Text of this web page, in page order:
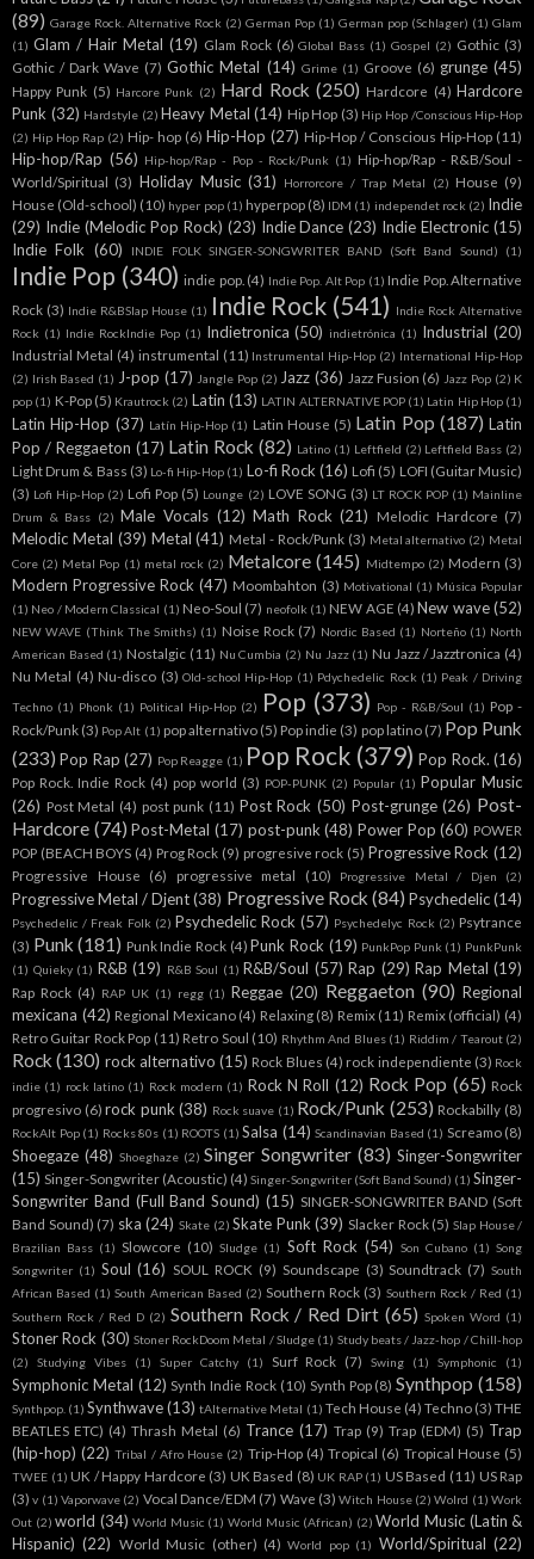
(89) Garage Rock. Alternative Rock (2) German Pop (1) German pop (Schlager) (1) Glam
(1) Glam / Hair Metal (19) Glam Rock (6) Global Bass (1) Gospel (2) Gothic (3)
Gothic / Dark Wave (7) Gothic Metal (14) Grime (1) Groove (6) grunge (45)
Happy Punk (5) Harcore Punk (2) Hard Rock (250) Hardcore (4) Hardcore
Punk (32) Hardstyle (2) Heavy Metal (14) Hip Hop (3) Hip Hop /Conscious Hip-Hop
(2) Hip Hop Rap (2) Hip- hop (6) Hip-Hop (27) Hip-Hop / Conscious Hip-Hop (11)
Hip-hop/Rap (56) Hip-hop/Rap - Pop - Rock/Punk (1) Hip-hop/Rap - R&B/Soul -
World/Spiritual (3) Holiday Music (31) Horrorcore / Trap Metal (2) House (9)
House (Old-school) (10) hyper pop (1) hyperpop (8) IDM (1) independet rock (2) Indie
(29) Indie (Melodic Pop Rock) (23) Indie Dance (23) Indie Electronic (15)
Indie Folk (60) INDIE FOLK SINGER-SONGWRITER BAND (Soft Band Sound) (1)
Indie Pop (340) indie pop. (4) Indie Pop. Alt Pop (1) Indie Pop. Alternative
Rock (3) Indie R&BSlap House (1) Indie Rock (541) Indie Rock Alternative
Rock (1) Indie RockIndie Pop (1) Indietronica (50) indietrónica (1) Industrial (20)
Industrial Metal (4) instrumental (11) Instrumental Hip-Hop (2) International Hip-Hop
(2) Irish Based (1) J-pop (17) Jangle Pop (2) Jazz (36) Jazz Fusion (6) Jazz Pop (2) K
pop (1) K-Pop (5) Krautrock (2) Latin (13) LATIN ALTERNATIVE POP (1) Latin Hip Hop (1)
Latin Hip-Hop (37) Latín Hip-Hop (1) Latin House (5) Latin Pop (187) Latin
Pop / Reggaeton (17) Latin Rock (82) Latino (1) Leftfield (2) Leftfield Bass (2)
Light Drum & Bass (3) Lo-fi Hip-Hop (1) Lo-fi Rock (16) Lofi (5) LOFI (Guitar Music)
(3) Lofi Hip-Hop (2) Lofi Pop (5) Lounge (2) LOVE SONG (3) LT ROCK POP (1) Mainline
Drum & Bass (2) Male Vocals (12) Math Rock (21) Melodic Hardcore (7)
Melodic Metal (39) Metal (41) Metal - Rock/Punk (3) Metal alternativo (2) Metal
Core (2) Metal Pop (1) metal rock (2) Metalcore (145) Midtempo (2) Modern (3)
Modern Progressive Rock (47) Moombahton (3) Motivational (1) Música Popular
(1) Neo / Modern Classical (1) Neo-Soul (7) neofolk (1) NEW AGE (4) New wave (52)
NEW WAVE (Think The Smiths) (1) Noise Rock (7) Nordic Based (1) Norteño (1) North
American Based (1) Nostalgic (11) Nu Cumbia (2) Nu Jazz (1) Nu Jazz / Jazztronica (4)
Nu Metal (4) Nu-disco (3) Old-school Hip-Hop (1) Pdychedelic Rock (1) Peak / Driving
Techno (1) Phonk (1) Political Hip-Hop (2) Pop (373) Pop - R&B/Soul (1) Pop -
Rock/Punk (3) Pop Alt (1) pop alternativo (5) Pop indie (3) pop latino (7) Pop Punk
(233) Pop Rap (27) Pop Reagge (1) Pop Rock (379) Pop Rock. (16)
Pop Rock. Indie Rock (4) pop world (3) POP-PUNK (2) Popular (1) Popular Music
(26) Post Metal (4) post punk (11) Post Rock (50) Post-grunge (26) Post-
Hardcore (74) Post-Metal (17) post-punk (48) Power Pop (60) POWER
POP (BEACH BOYS (4) Prog Rock (9) progresive rock (5) Progressive Rock (12)
Progressive House (6) progressive metal (10) Progressive Metal / Djen (2)
Progressive Metal / Djent (38) Progressive Rock (84) Psychedelic(14)
Psychedelic / Freak Folk (2) Psychedelic Rock (57) Psychedelyc Rock (2) Psytrance
(3) Punk (181) Punk Indie Rock (4) Punk Rock (19) PunkPop Punk (1) PunkPunk
(1) Quieky (1) R&B (19) R&B Soul (1) R&B/Soul (57) Rap (29) Rap Metal (19)
Rap Rock (4) RAP UK (1) regg (1) Reggae (20) Reggaeton (90) Regional
mexicana (42) Regional Mexicano (4) Relaxing (8) Remix (11) Remix (official) (4)
Retro Guitar Rock Pop (11) Retro Soul (10) Rhythm And Blues (1) Riddim / Tearout (2)
Rock (130) rock alternativo (15) Rock Blues (4) rock independiente (3) Rock
indie (1) rock latino (1) Rock modern (1) Rock N Roll (12) Rock Pop (65) Rock
progresivo (6) rock punk (38) Rock suave (1) Rock/Punk (253) Rockabilly (8)
RockAlt Pop (1) Rocks 80s (1) ROOTS (1) Salsa (14) Scandinavian Based (1) Screamo (8)
Shoegaze (48) Shoeghaze (2) Singer Songwriter (83) Singer-Songwriter
(15) Singer-Songwriter (Acoustic) (4) Singer-Songwriter (Soft Band Sound) (1) Singer-
Songwriter Band (Full Band Sound) (15) SINGER-SONGWRITER BAND (Soft
Band Sound) (7) ska (24) Skate (2) Skate Punk (39) Slacker Rock (5) Slap House /
Brazilian Bass (1) Slowcore (10) Sludge (1) Soft Rock (54) Son Cubano (1) Song
Songwriter (1) Soul (16) SOUL ROCK (9) Soundscape (3) Soundtrack (7) South
African Based (1) South American Based (2) Southern Rock (3) Southern Rock / Red (1)
Southern Rock / Red D (2) Southern Rock / Red Dirt (65) Spoken Word (1)
Stoner Rock (30) Stoner RockDoom Metal / Sludge (1) Study beats / Jazz-hop / Chill-hop
(2)
Studying Vibes (1) Super Catchy (1) Surf Rock (7) Swing (1) Symphonic (1)
Symphonic Metal (12) Synth Indie Rock (10) Synth Pop (8) Synthpop (158)
Synthpop. (1) Synthwave (13) tAlternative Metal (1) Tech House (4) Techno (3) THE
BEATLES ETC) (4) Thrash Metal (6) Trance (17) Trap (9) Trap (EDM) (5) Trap
(hip-hop) (22) Tribal / Afro House (2) Trip-Hop (4) Tropical (6) Tropical House (5)
TWEE (1) UK / Happy Hardcore (3) UK Based (8) UK RAP (1) US Based (11) US Rap
(3) v (1) Vaporwave (2) Vocal Dance/EDM (7) Wave (3) Witch House (2) Wolrd (1) Work
Out (2) world (34) World Music (1) World Music (African) (2) World Music (Latin &
Hispanic) (22) World Music (other) (4) World pop (1) World/Spiritual (22)